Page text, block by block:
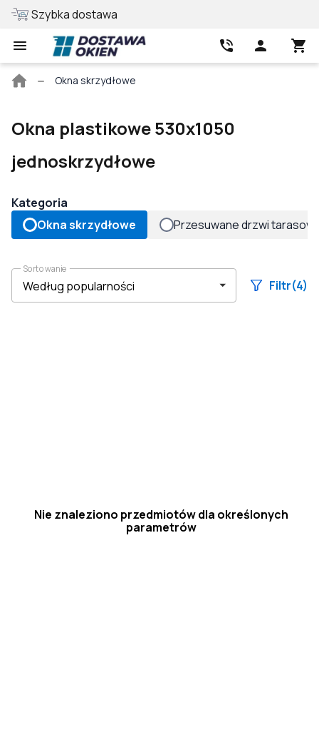
Szybka dostawa
Strona
Okna skrzydłowe
Okna plastikowe 530x1050
jednoskrzydłowe
Kategoria
Okna skrzydłowe
Przesuwane drzwi
Sortowanie
Filtr(4)
Nie znaleziono przedmiotów dla określonych
parametrów